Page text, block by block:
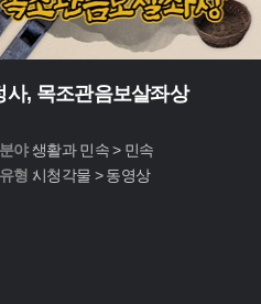
사, 목조관음보살좌상
야 :생활과 민속 > 민속
형 :시청각물 > 동영상